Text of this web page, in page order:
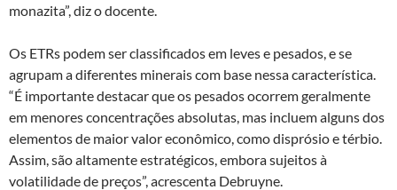
monazita”, diz o docente.
Os ETRs podem ser classificados em leves e pesados, e se
agrupam a diferentes minerais com base nessa característica.
“É importante destacar que os pesados ocorrem geralmente
em menores concentrações absolutas, mas incluem alguns dos
elementos de maior valor econômico, como disprósio e térbio.
Assim, são altamente estratégicos, embora sujeitos à
volatilidade de preços”, acrescenta Debruyne.